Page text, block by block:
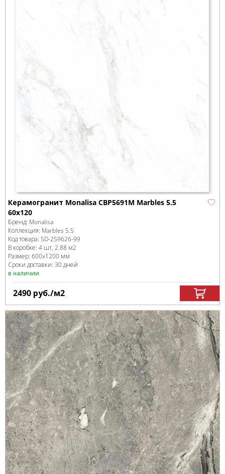
Керамогранит Monalisa CBP5691M Marbles 5.5
60x120
Бренд: Monalisa
Коллекция: Marbles 5.5
Код товара: SD-259626-99
В коробке: 4 шт, 2.88 м2
Размер: 600x1200 мм
Сроки доставки: 30 дней
в наличии
2490 руб./м2